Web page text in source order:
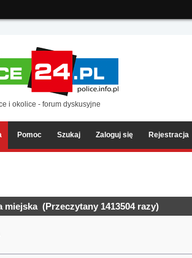
i okolice - forum dyskusyjne
Pomoc Szukaj Zaloguj się Rejestracja
(Przeczytany 1413504 razy)